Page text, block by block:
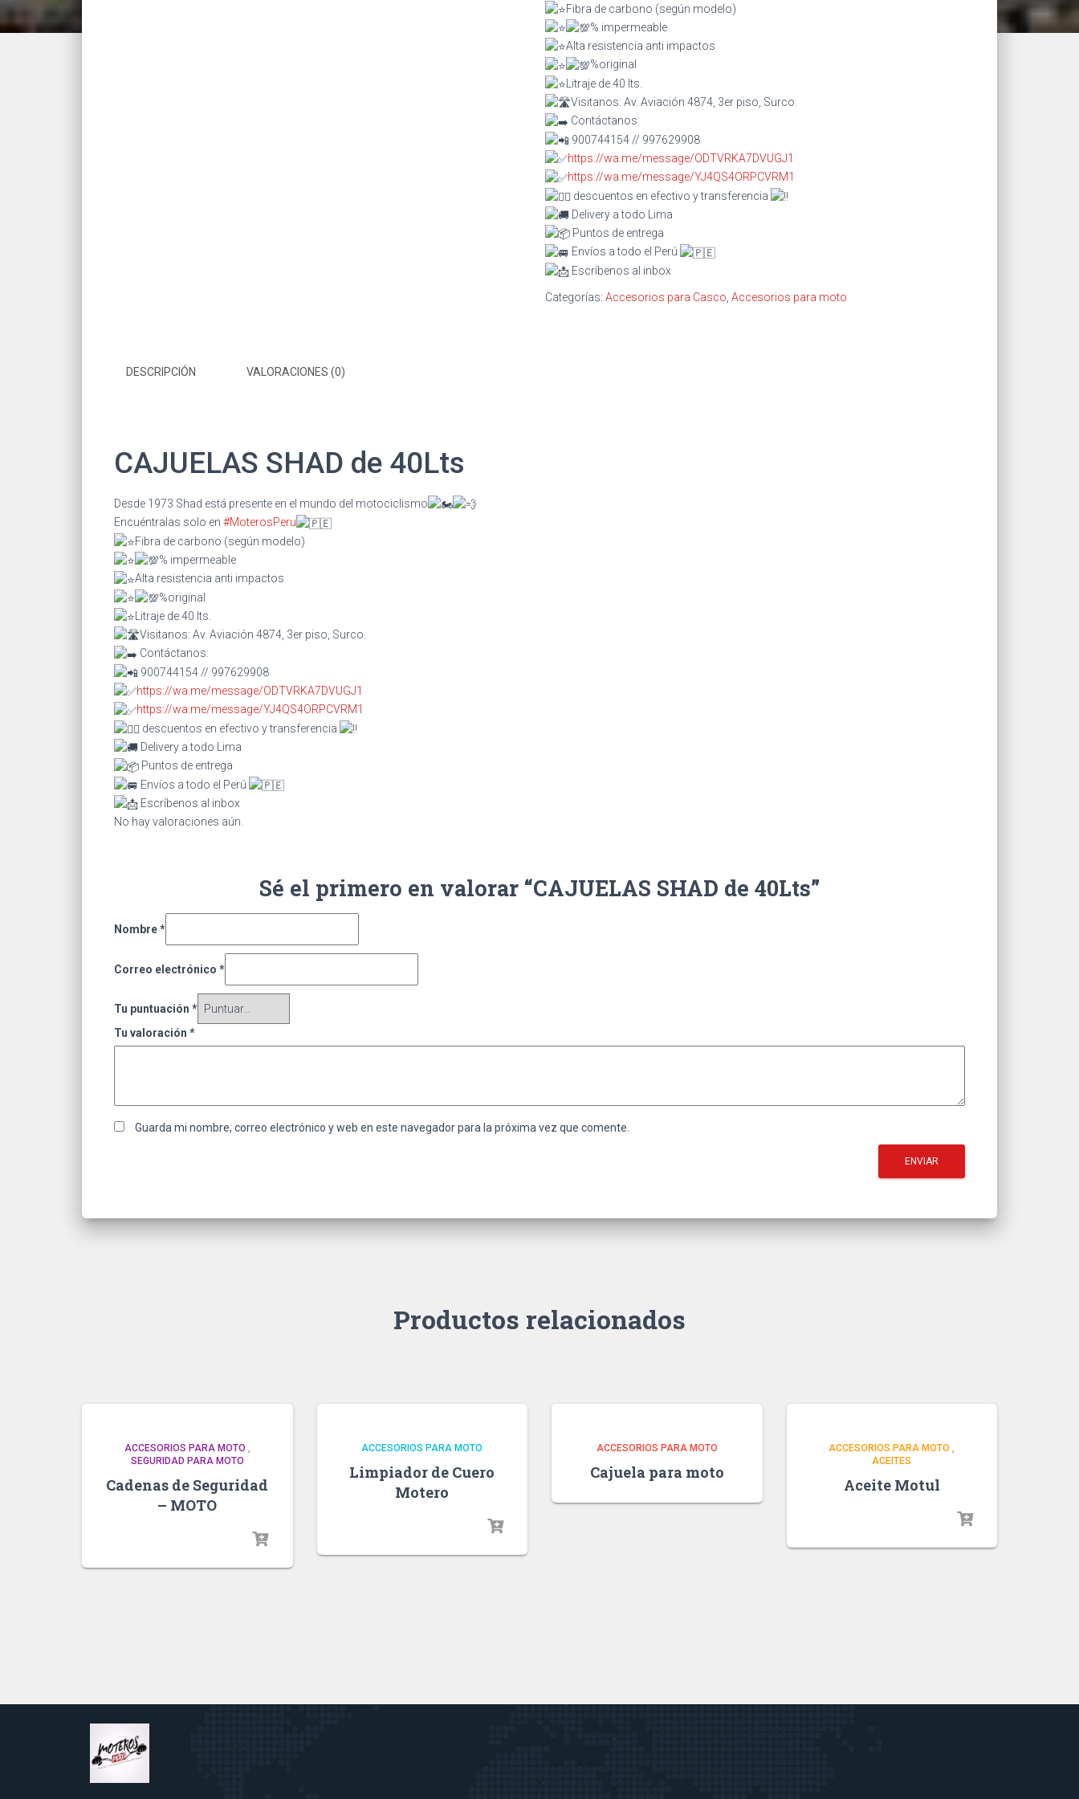
Fibra de carbono (según modelo)
% impermeable
Alta resistencia anti impactos
%original
Litraje de 40 lts.
Visitanos: Av. Aviación 4874, 3er piso, Surco.
Contáctanos:
900744154 // 997629908
https://wa.me/message/ODTVRKA7DVUGJ1
https://wa.me/message/YJ4QS4ORPCVRM1
descuentos en efectivo y transferencia
Delivery a todo Lima
Puntos de entrega
Envíos a todo el Perú
Escríbenos al inbox
Categorías: Accesorios para Casco Accesorios para moto
DESCRIPCIÓN VALORACIONES (0)
CAJUELAS SHAD de 40Lts
Desde 1973 Shad está presente en el mundo del motociclismo
Encuéntralas solo en #MoterosPeru
Fibra de carbono (según modelo)
% impermeable
Alta resistencia anti impactos
%original
Litraje de 40 lts.
Visitanos: Av. Aviación 4874, 3er piso, Surco.
Contáctanos:
900744154 // 997629908
https://wa.me/message/ODTVRKA7DVUGJ1
https://wa.me/message/YJ4QS4ORPCVRM1
descuentos en efectivo y transferencia
Delivery a todo Lima
Puntos de entrega
Envíos a todo el Perú
Escríbenos al inbox
No hay valoraciones aún.
Sé el primero en valorar “CAJUELAS SHAD de 40Lts”
Nombre*
Correo electrónico *
Tu puntuación *
Tu valoración *
Guarda mi nombre, correo electrónico y web en este navegador para la próxima vez que comente.
Productos relacionados
ACCESORIOS PARA MOTO ,
SEGURIDAD PARA MOTO
Cadenas de Seguridad
– MOTO
ACCESORIOS PARA MOTO
Limpiador de Cuero
Motero
ACCESORIOS PARA MOTO
Cajuela para moto
ACCESORIOS PARA MOTO ,
ACEITES
Aceite Motul